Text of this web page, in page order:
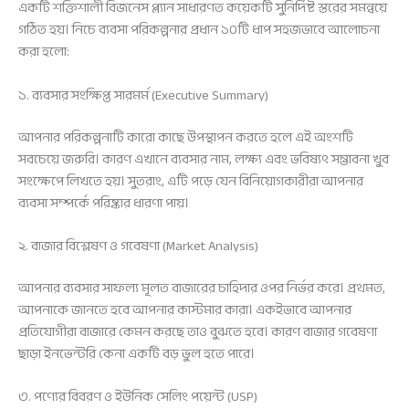
একটি শক্তিশালী বিজনেস প্ল্যান সাধারণত কয়েকটি সুনির্দিষ্ট স্তরের সমন্বয়ে
গঠিত হয়। নিচে ব্যবসা পরিকল্পনার প্রধান ১০টি ধাপ সহজভাবে আলোচনা
করা হলো:
১. ব্যবসার সংক্ষিপ্ত সারমর্ম (Executive Summary)
আপনার পরিকল্পনাটি কারো কাছে উপস্থাপন করতে হলে এই অংশটি
সবচেয়ে জরুরি। কারণ এখানে ব্যবসার নাম, লক্ষ্য এবং ভবিষ্যৎ সম্ভাবনা খুব
সংক্ষেপে লিখতে হয়। সুতরাং, এটি পড়ে যেন বিনিয়োগকারীরা আপনার
ব্যবসা সম্পর্কে পরিষ্কার ধারণা পায়।
২. বাজার বিশ্লেষণ ও গবেষণা (Market Analysis)
আপনার ব্যবসার সাফল্য মূলত বাজারের চাহিদার ওপর নির্ভর করে। প্রথমত,
আপনাকে জানতে হবে আপনার কাস্টমার কারা। একইভাবে আপনার
প্রতিযোগীরা বাজারে কেমন করছে তাও বুঝতে হবে। কারণ বাজার গবেষণা
ছাড়া ইনভেন্টরি কেনা একটি বড় ভুল হতে পারে।
৩. পণ্যের বিবরণ ও ইউনিক সেলিং পয়েন্ট (USP)